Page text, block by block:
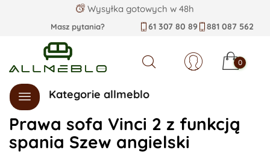
Wysyłka gotowych w 48h
Masz pytania? 61 307 80 89 881 087 562
Szukaj 0
Kategorie allmeblo
Prawa sofa Vinci 2 z funkcją
spania Szew angielski